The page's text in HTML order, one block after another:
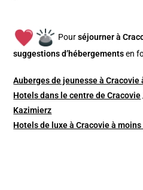
Pourséjourner à
suggestions d’hébergements en
Auberges de jeunesse à Cracovie
Hotels dans le centre de Cracovie
Kazimierz
Hotels de luxe à Cracovie à